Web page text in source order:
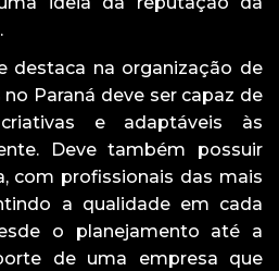
destaca na organização de
Paraná deve ser capaz de
e adaptáveis às
Deve também possuir
com profissionais das mais
a qualidade em cada
o planejamento até a
de uma empresa que